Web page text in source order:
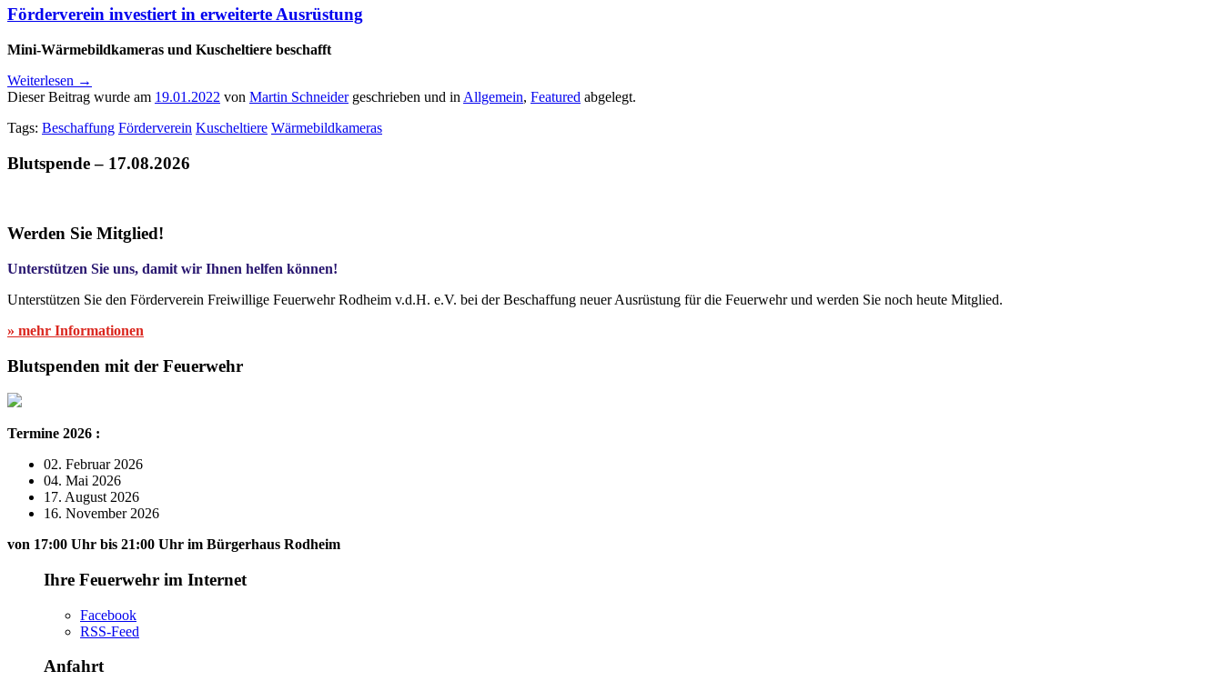
Förderverein investiert in erweiterte Ausrüstung
Mini-Wärmebildkameras und Kuscheltiere beschafft
Weiterlesen →
Dieser Beitrag wurde am 19.01.2022 von Martin Schneidergeschrieben und in Allgemein, Featured abgelegt.
Tags: Beschaffung Förderverein Kuscheltiere Wärmebildkameras
Blutspende – 17.08.2026
Werden Sie Mitglied!
Unterstützen Sie uns, damit wir Ihnen helfen können!
Unterstützen Sie den Förderverein Freiwillige Feuerwehr Rodheim v.d.H. e.V. bei der Beschaffung neuer Ausrüstung für die Feuerwehr und werden Sie noch heute Mitglied.
» mehr Informationen
Blutspenden mit der Feuerwehr
Termine 2026 :
02. Februar 2026
04. Mai 2026
17. August 2026
16. November 2026
von 17:00 Uhr bis 21:00 Uhr im Bürgerhaus Rodheim
Ihre Feuerwehr im Internet
Facebook
RSS-Feed
Anfahrt